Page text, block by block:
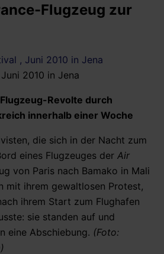
Flugzeug zur
2010 in Jena
Revolte durch
innerhalb einer Woche
die sich in der Nacht zum
eines Flugzeuges der Air
von Paris nach Bamako in Mali
mit ihrem gewaltlosen Protest,
ihrem Start zum Flughafen
sie standen auf und
eine Abschiebung. (Foto: